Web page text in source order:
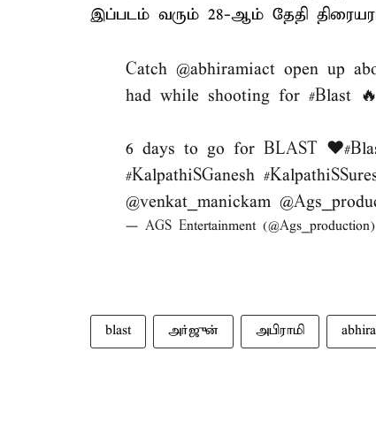
இப்படம் வரும் 28-ஆம் தேதி
Catch @abhiramiact open up
had while shooting for #Blast 🔥
6 days to go for BLAST ❤️
#KalpathiSGanesh
@venkat_manickam
— AGS Entertainment (@Ags_production)
blast அர்ஜுன் அபிராமி